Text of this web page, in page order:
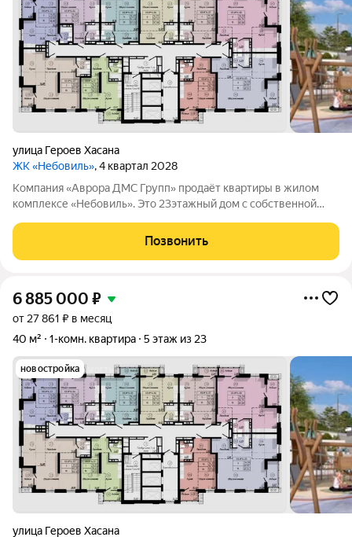
улица Героев Хасана
ЖК «Небовиль», 4 квартал 2028
Компания «Аврора ДМС Групп» продаёт квартиры в жилом
комплексе «Небовиль». Это 23этажный дом с собственной
«Небовиль» создан для тех, кто стремится к успеху и хочет
находиться среди
Позвонить
6 885 000 ₽
от 27 861 ₽ в месяц
40 м²
1-комн. квартира 5 этаж из 23
новостройка
улица Героев Хасана